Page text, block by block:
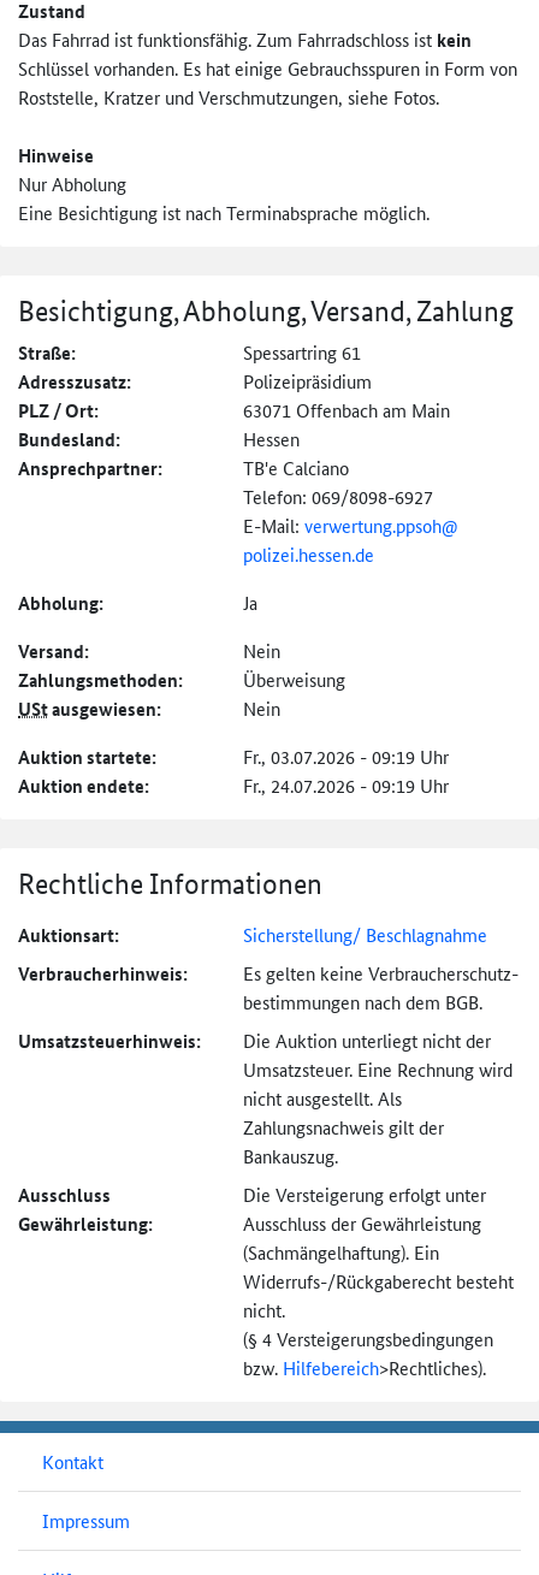
Zustand
Das Fahrrad ist funktionsfähig. Zum Fahrradschloss ist kein
Schlüssel vorhanden. Es hat einige Gebrauchsspuren in Form von
Roststelle, Kratzer und Verschmutzungen, siehe Fotos.
Hinweise
Nur Abholung
Eine Besichtigung ist nach Terminabsprache möglich.
Besichtigung, Abholung, Versand, Zahlung
Straße: Spessartring 61
Adresszusatz: Polizeipräsidium
PLZ / Ort: 63071 Offenbach am Main
Bundesland: Hessen
Ansprechpartner:
TB'e Calciano
Telefon: 069/8098-6927
E-Mail: verwertung.ppsoh@
polizei.hessen.de
Abholung: Ja
Versand: Nein
Zahlungs­methoden: Überweisung
UStausgewiesen: Nein
Auktion startete: Fr., 03.07.2026 - 09:19 Uhr
Auktion endete: Fr., 24.07.2026 - 09:19 Uhr
Rechtliche Informationen
Auktionsart: Sicherstellung/ Beschlagnahme
Verbraucher­hinweis:
Es gelten keine Verbraucher­schutz­
bestimmungen nach dem BGB.
Umsatzsteuer­hinweis:
Die Auktion unterliegt nicht der
Umsatzsteuer. Eine Rechnung wird
nicht ausgestellt. Als
Zahlungsnachweis gilt der
Bankauszug.
Ausschluss
Gewährleistung:
Die Versteigerung erfolgt unter
Ausschluss der Gewährleistung
(Sachmängel­haftung). Ein
Widerrufs-/Rückgaberecht besteht
nicht.
(§ 4 Versteigerungs­bedingungen
bzw. Hilfebereich>Rechtliches).
Kontakt
Impressum